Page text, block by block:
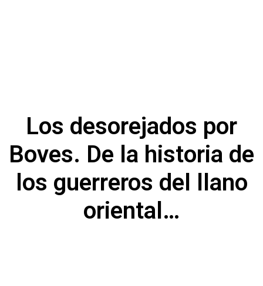
Los desorejados por
Boves. De la historia de
los guerreros del llano
oriental…